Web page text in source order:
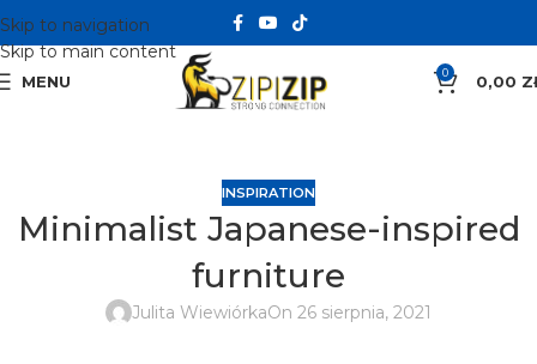
Skip to navigation
Skip to main content
MENU 0 0,00
INSPIRATION
Minimalist Japanese-inspired
furniture
Julita WiewiórkaOn 26 sierpnia, 2021